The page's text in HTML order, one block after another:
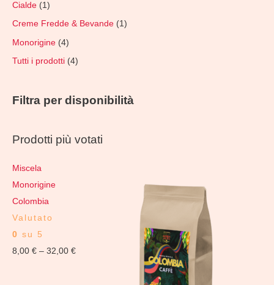
Cialde (1)
Creme Fredde & Bevande (1)
Monorigine (4)
Tutti i prodotti (4)
Filtra per disponibilità
Prodotti più votati
Miscela
Monorigine
Colombia
Valutato
0 su 5
8,00 € – 32,00 €